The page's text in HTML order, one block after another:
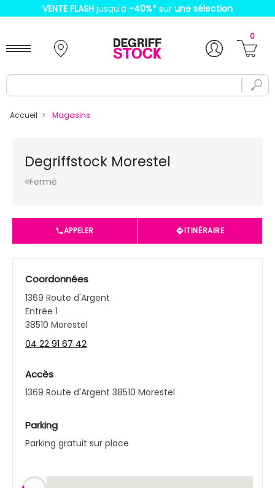
VENTE FLASH jusqu'à -40%* sur une sélection
0
Accueil Magasins
Degriffstock Morestel
Fermé
APPELER ITINÉRAIRE
Coordonnées
1369 Route d'Argent
Entrée 1
38510 Morestel
04 22 91 67 42
Accès
1369 Route d'Argent 38510 Morestel
Parking
Parking gratuit sur place